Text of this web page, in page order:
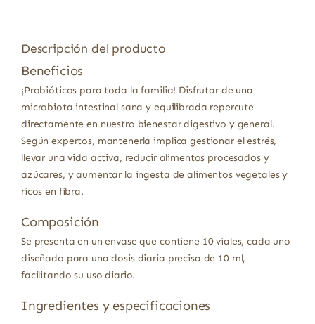
Descripción del producto
Beneficios
¡Probióticos para toda la familia! Disfrutar de una
microbiota intestinal sana y equilibrada repercute
directamente en nuestro bienestar digestivo y general.
Según expertos, mantenerla implica gestionar el estrés,
llevar una vida activa, reducir alimentos procesados y
azúcares, y aumentar la ingesta de alimentos vegetales y
ricos en fibra.
Composición
Se presenta en un envase que contiene 10 viales, cada uno
diseñado para una dosis diaria precisa de 10 ml,
facilitando su uso diario.
Ingredientes y especificaciones